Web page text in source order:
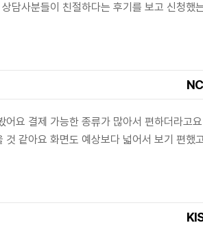
담사분들이 친절하다는 후기를 보고 신청했
요 결제 가능한 종류가 많아서 편하더라고
같아요 화면도 예상보다 넓어서 보기 편했